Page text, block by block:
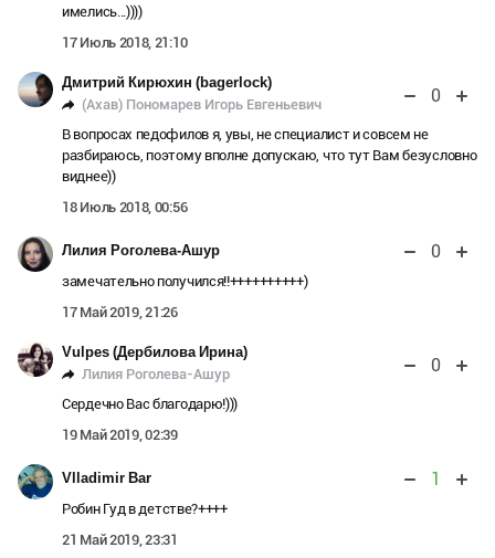
имелись...))))
17 Июль 2018, 21:10
Дмитрий Кирюхин (bagerlock)
(Ахав) Пономарев Игорь Евгеньевич
0
В вопросах педофилов я, увы, не специалист и совсем не
разбираюсь, поэтому вполне допускаю, что тут Вам безусловно
виднее))
18 Июль 2018, 00:56
Лилия Роголева-Ашур 0
замечательно получился!!++++++++++)
17 Май 2019, 21:26
Vulpes (Дербилова Ирина)
Лилия Роголева-Ашур
0
Сердечно Вас благодарю!)))
19 Май 2019, 02:39
Vlladimir Bar 1
Робин Гуд в детстве?++++
21 Май 2019, 23:31